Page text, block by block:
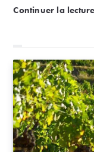
propre style.
Continuer la lecture